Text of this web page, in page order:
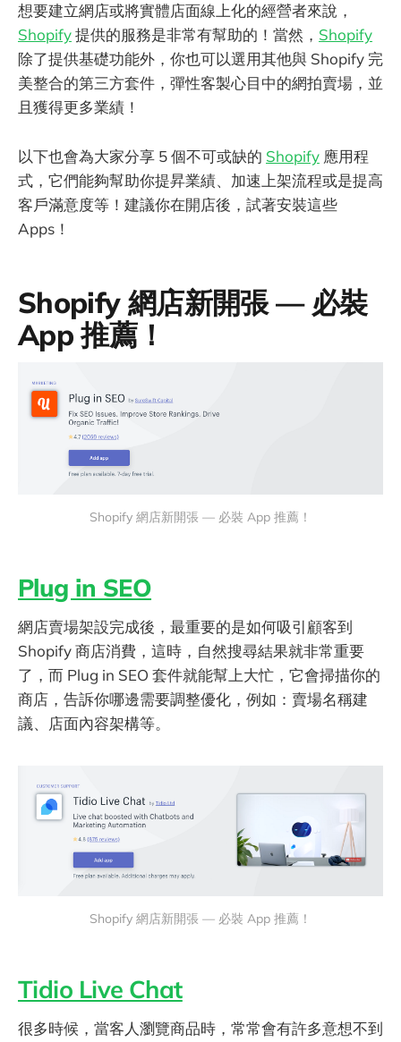
想要建立網店或將實體店面線上化的經營者來說，
Shopify提供的服務是非常有幫助的！當然， Shopify
除了提供基礎功能外，你也可以選用其他與 Shopify 完
美整合的第三方套件，彈性客製心目中的網拍賣場，並
且獲得更多業績！
以下也會為大家分享 5 個不可或缺的 Shopify 應用程
式，它們能夠幫助你提昇業績、加速上架流程或是提高
客戶滿意度等！建議你在開店後，試著安裝這些
Apps！
Shopify 網店新開張 — 必裝
App 推薦！
Shopify 網店新開張 — 必裝 App 推薦！
Plug in SEO
網店賣場架設完成後，最重要的是如何吸引顧客到
Shopify 商店消費，這時，自然搜尋結果就非常重要
了，而 Plug in SEO 套件就能幫上大忙，它會掃描你的
商店，告訴你哪邊需要調整優化，例如：賣場名稱建
議、店面內容架構等。
Shopify 網店新開張 — 必裝 App 推薦！
Tidio Live Chat
很多時候，當客人瀏覽商品時，常常會有許多意想不到